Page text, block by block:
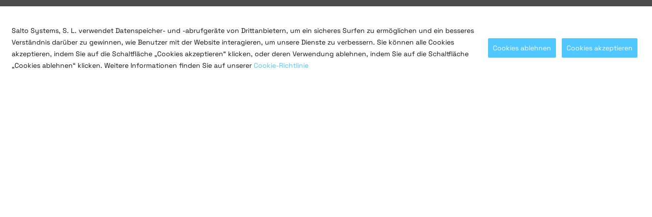
Salto Systems, S. L. verwendet Datenspeicher- und -abrufgeräte von Drittanbietern, um ein sicheres Surfen zu ermöglichen und ein besseres
Verständnis darüber zu gewinnen, wie Benutzer mit der Website interagieren, um unsere Dienste zu verbessern. Sie können alle Cookies
akzeptieren, indem Sie auf die Schaltfläche „Cookies akzeptieren“ klicken, oder deren Verwendung ablehnen, indem Sie auf die Schaltfläche
„Cookies ablehnen“ klicken. Weitere Informationen finden Sie auf unserer Cookie-Richtlinie
Cookies ablehnen Cookies akzeptieren